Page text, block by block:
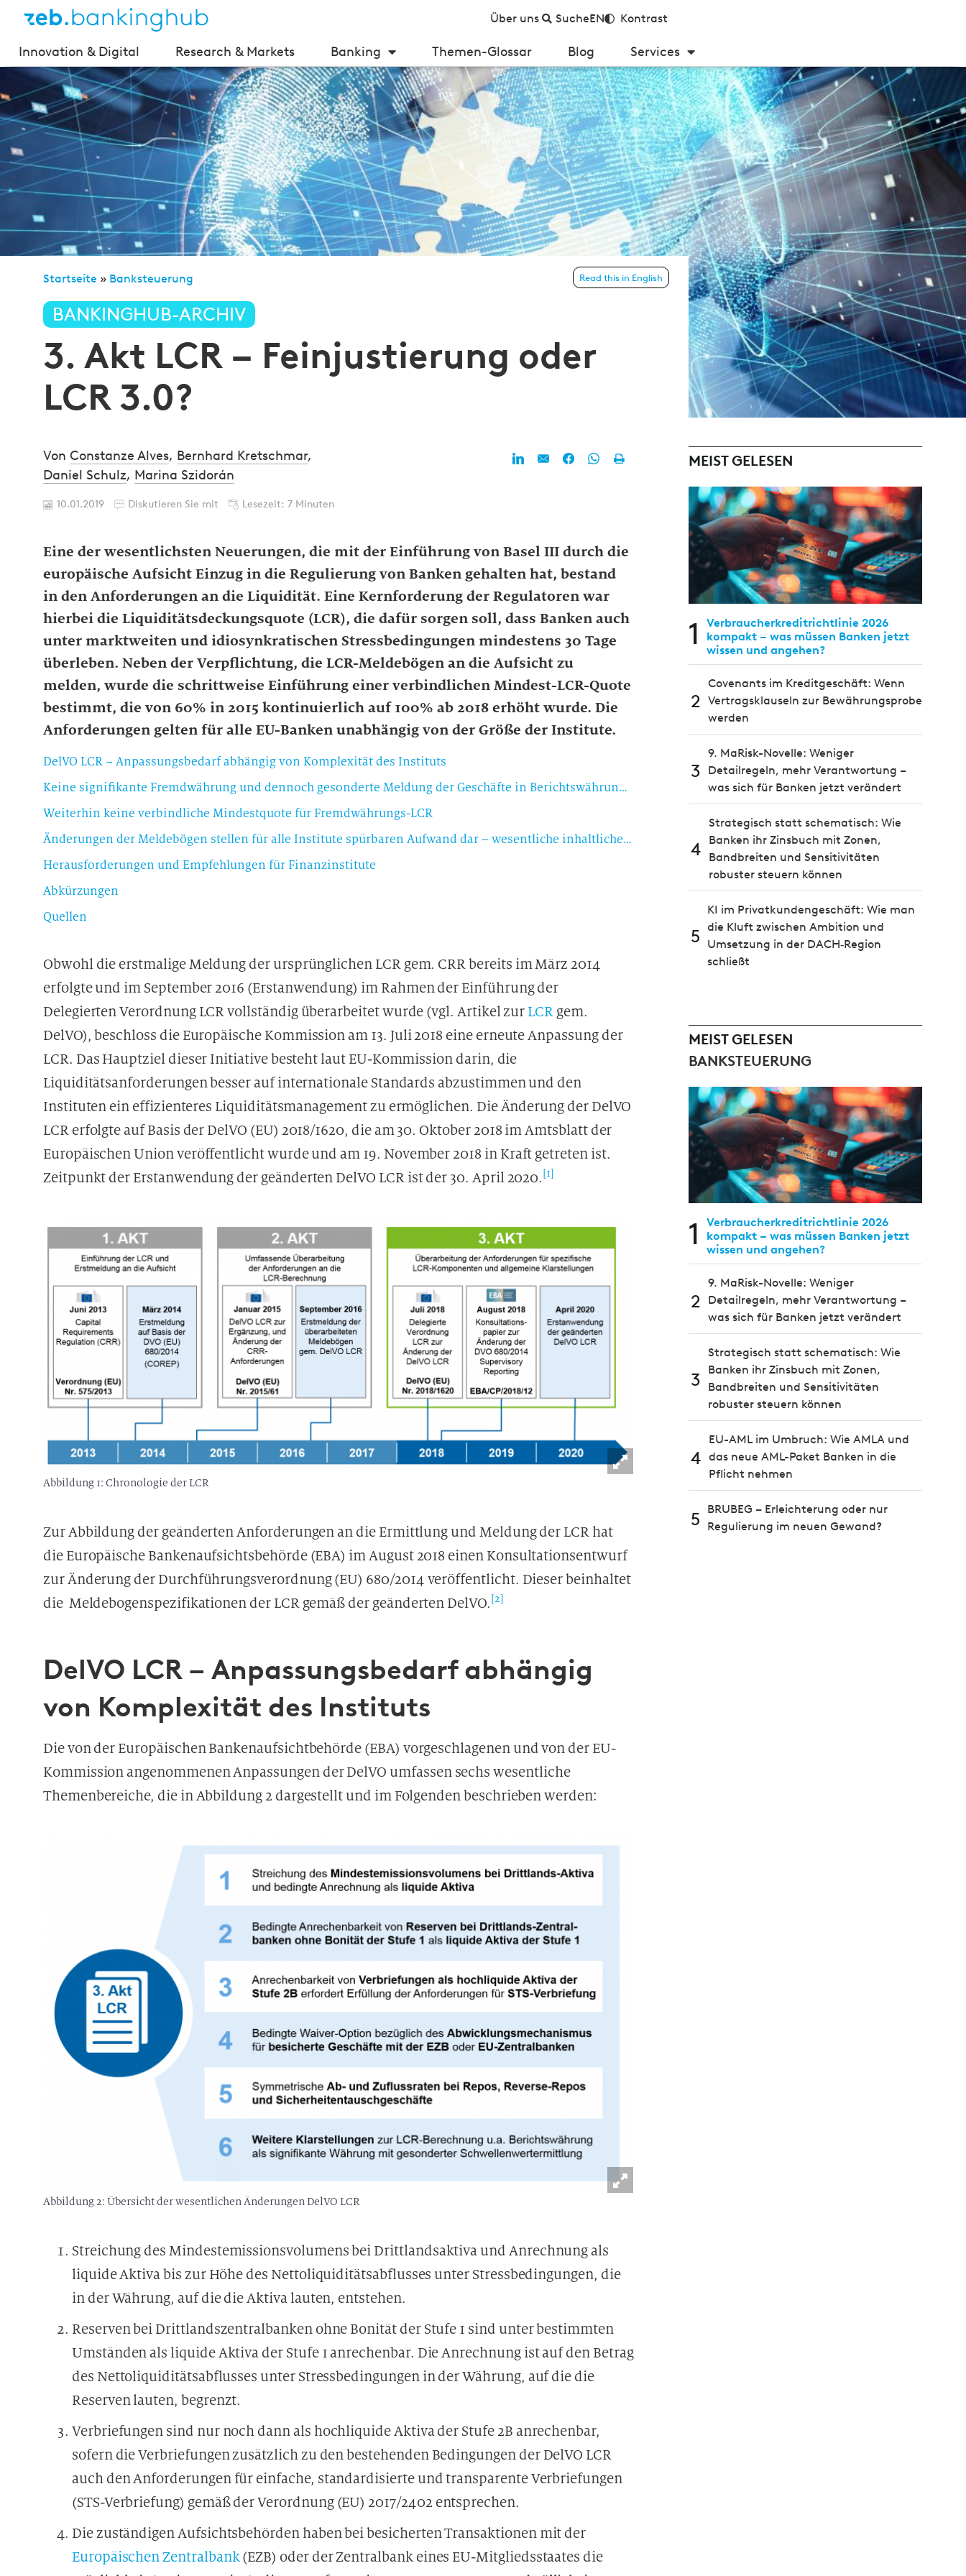
Über uns SucheEN Kontrast
Innovation & Digital Research & Markets Banking Themen-Glossar Blog Services
Startseite » Banksteuerung Read this in English
BANKINGHUB-ARCHIV
3. Akt LCR – Feinjustierung oder
LCR 3.0?
Von Constanze Alves, Bernhard Kretschmar,
Daniel Schulz, Marina Szidorán
10.01.2019 Diskutieren Sie mit Lesezeit: 7 Minuten
Eine der wesentlichsten Neuerungen, die mit der Einführung von Basel III durch die
europäische Aufsicht Einzug in die Regulierung von Banken gehalten hat, bestand
in den Anforderungen an die Liquidität. Eine Kernforderung der Regulatoren war
hierbei die Liquiditätsdeckungsquote (LCR), die dafür sorgen soll, dass Banken auch
unter marktweiten und idiosynkratischen Stressbedingungen mindestens 30 Tage
überleben. Neben der Verpflichtung, die LCR-Meldebögen an die Aufsicht zu
melden, wurde die schrittweise Einführung einer verbindlichen Mindest-LCR-Quote
bestimmt, die von 60% in 2015 kontinuierlich auf 100% ab 2018 erhöht wurde. Die
Anforderungen gelten für alle EU-Banken unabhängig von der Größe der Institute.
DelVO LCR – Anpassungsbedarf abhängig von Komplexität des Instituts
Keine signifikante Fremdwährung und dennoch gesonderte Meldung der Geschäfte in Berichtswährung möglich
Weiterhin keine verbindliche Mindestquote für Fremdwährungs-LCR
Änderungen der Meldebögen stellen für alle Institute spürbaren Aufwand dar – wesentliche inhaltliche Änderungen nur für große Institute
Herausforderungen und Empfehlungen für Finanzinstitute
Abkürzungen
Quellen
Obwohl die erstmalige Meldung der ursprünglichen LCR gem. CRR bereits im März 2014
erfolgte und im September 2016 (Erstanwendung) im Rahmen der Einführung der
Delegierten Verordnung LCR vollständig überarbeitet wurde (vgl. Artikel zur LCR gem.
DelVO), beschloss die Europäische Kommission am 13. Juli 2018 eine erneute Anpassung der
LCR. Das Hauptziel dieser Initiative besteht laut EU-Kommission darin, die
Liquiditätsanforderungen besser auf internationale Standards abzustimmen und den
Instituten ein effizienteres Liquiditätsmanagement zu ermöglichen. Die Änderung der DelVO
LCR erfolgte auf Basis der DelVO (EU) 2018/1620, die am 30. Oktober 2018 im Amtsblatt der
Europäischen Union veröffentlicht wurde und am 19. November 2018 in Kraft getreten ist.
Zeitpunkt der Erstanwendung der geänderten DelVO LCR ist der 30. April 2020.[1]
Abbildung 1: Chronologie der LCR
Zur Abbildung der geänderten Anforderungen an die Ermittlung und Meldung der LCR hat
die Europäische Bankenaufsichtsbehörde (EBA) im August 2018 einen Konsultationsentwurf
zur Änderung der Durchführungsverordnung (EU) 680/2014 veröffentlicht. Dieser beinhaltet
die Meldebogenspezifikationen der LCR gemäß der geänderten DelVO.[2]
DelVO LCR – Anpassungsbedarf abhängig
von Komplexität des Instituts
Die von der Europäischen Bankenaufsichtbehörde (EBA) vorgeschlagenen und von der EU-
Kommission angenommenen Anpassungen der DelVO umfassen sechs wesentliche
Themenbereiche, die in Abbildung 2 dargestellt und im Folgenden beschrieben werden:
Abbildung 2: Übersicht der wesentlichen Änderungen DelVO LCR
Streichung des Mindestemissionsvolumens bei Drittlandsaktiva und Anrechnung als
liquide Aktiva bis zur Höhe des Nettoliquiditätsabflusses unter Stressbedingungen, die
in der Währung, auf die die Aktiva lauten, entstehen.
Reserven bei Drittlandszentralbanken ohne Bonität der Stufe 1 sind unter bestimmten
Umständen als liquide Aktiva der Stufe 1 anrechenbar. Die Anrechnung ist auf den Betrag
des Nettoliquiditätsabflusses unter Stressbedingungen in der Währung, auf die die
Reserven lauten, begrenzt.
Verbriefungen sind nur noch dann als hochliquide Aktiva der Stufe 2B anrechenbar,
sofern die Verbriefungen zusätzlich zu den bestehenden Bedingungen der DelVO LCR
auch den Anforderungen für einfache, standardisierte und transparente Verbriefungen
(STS-Verbriefung) gemäß der Verordnung (EU) 2017/2402 entsprechen.
Die zuständigen Aufsichtsbehörden haben bei besicherten Transaktionen mit der
Europäischen Zentralbank(EZB) oder der Zentralbank eines EU-Mitgliedsstaates die
MEIST GELESEN
1
Verbraucherkreditrichtlinie 2026
kompakt – was müssen Banken jetzt
wissen und angehen?
2
Covenants im Kreditgeschäft: Wenn
Vertragsklauseln zur Bewährungsprobe
werden
3
9. MaRisk-Novelle: Weniger
Detailregeln, mehr Verantwortung –
was sich für Banken jetzt verändert
4
Strategisch statt schematisch: Wie
Banken ihr Zinsbuch mit Zonen,
Bandbreiten und Sensitivitäten
robuster steuern können
5
KI im Privatkundengeschäft: Wie man
die Kluft zwischen Ambition und
Umsetzung in der DACH‑Region
schließt
MEIST GELESEN
BANKSTEUERUNG
1
Verbraucherkreditrichtlinie 2026
kompakt – was müssen Banken jetzt
wissen und angehen?
2
9. MaRisk-Novelle: Weniger
Detailregeln, mehr Verantwortung –
was sich für Banken jetzt verändert
3
Strategisch statt schematisch: Wie
Banken ihr Zinsbuch mit Zonen,
Bandbreiten und Sensitivitäten
robuster steuern können
4
EU-AML im Umbruch: Wie AMLA und
das neue AML-Paket Banken in die
Pflicht nehmen
5
BRUBEG – Erleichterung oder nur
Regulierung im neuen Gewand?